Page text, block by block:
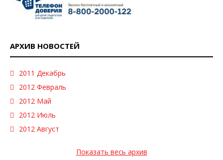
АРХИВ НОВОСТЕЙ
2011 Декабрь
2012 Февраль
2012 Май
2012 Июль
2012 Август
Показать весь архив